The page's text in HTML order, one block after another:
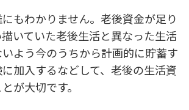
もわかりません。老後資金が足り
いていた老後生活と異なった生活
よう今のうちから計画的に貯蓄す
加入するなどして、老後の生活資
が大切です。